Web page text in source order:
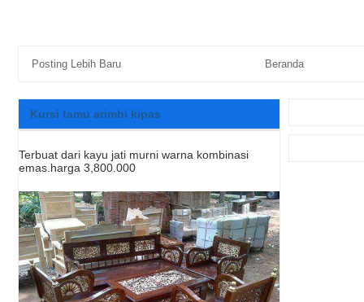
Posting Lebih Baru Beranda
Kursi tamu arimbi kipas
Terbuat dari kayu jati murni warna kombinasi
emas.harga 3,800.000